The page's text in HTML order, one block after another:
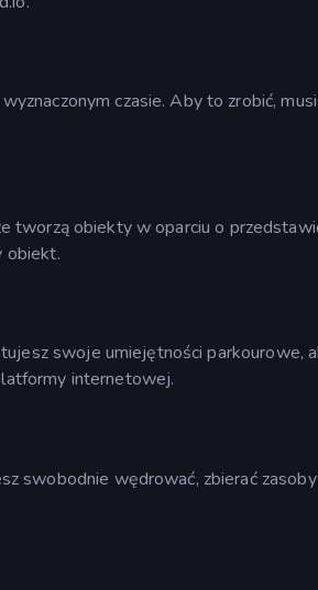
czasie. Aby to zrobić,
tworzą obiekty w oparciu o
obiekt.
swoje umiejętności parkourowe,
internetowej.
swobodnie wędrować, zbierać